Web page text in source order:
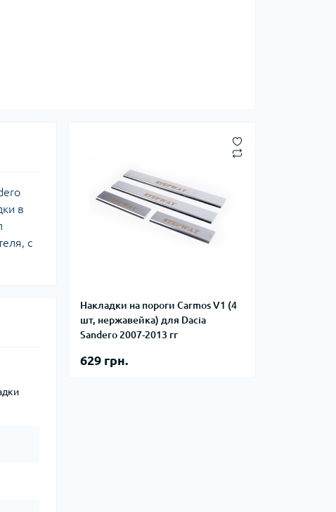
Накладки на пороги Carmos V1 (4
шт, нержавейка) для Dacia
Sandero 2007-2013 гг
629 грн.
в
с